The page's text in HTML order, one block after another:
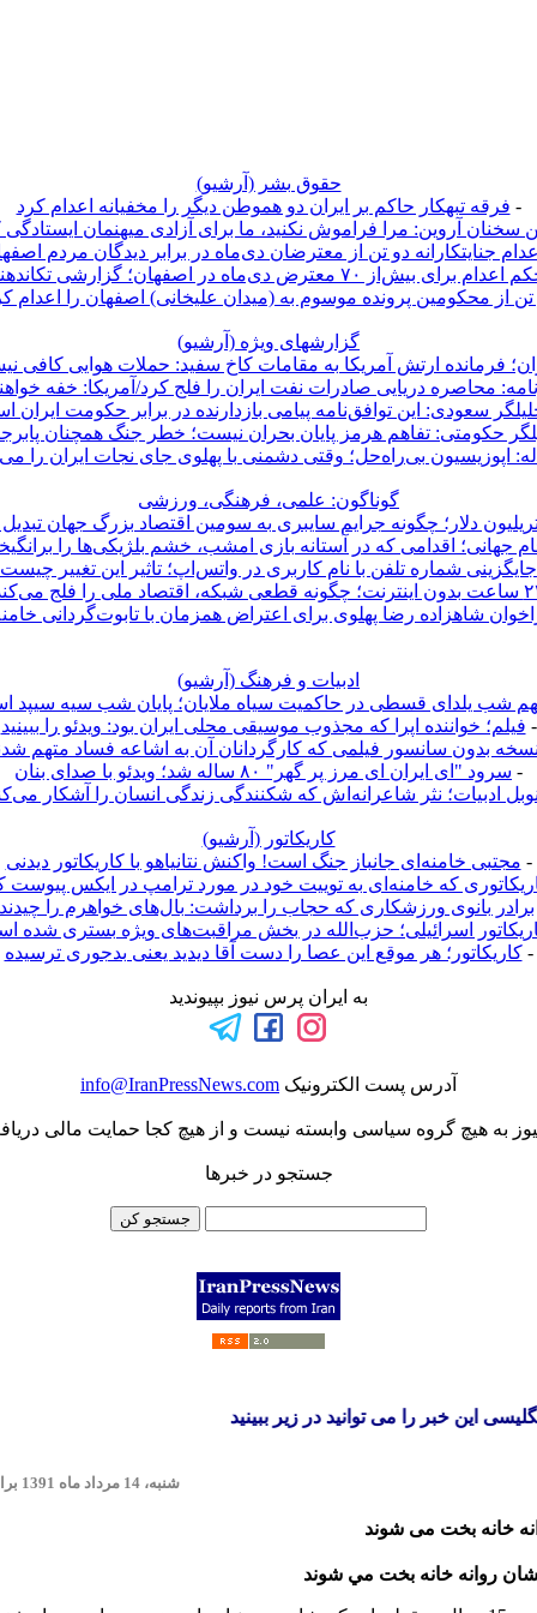
حقوق بشر (آرشيو)
- فرقه تبهکار حاکم بر ایران دو هموطن دیگر را مخفیانه اعدام کرد
سخنان آروین: مرا فراموش نکنید، ما برای آزادی میهنمان ایستادگی
اعدام جنایتکارانه دو تن از معترضان دی‌ماه در برابر دیدگان مردم
اعدام برای بیش‌از ۷۰ معترض دی‌ماه در اصفهان؛ گزارشی تکاندهنده
تن از محکومین پرونده موسوم به (میدان علیخانی) اصفهان را اعدام
گزارشهای ویژه (آرشيو)
فرمانده ارتش آمریکا به مقامات کاخ سفید: حملات هوایی کافی
محاصره دریایی صادرات نفت ایران را فلج کرد/آمریکا: خفه
سعودی: این توافق‌نامه پیامی بازدارنده در برابر حکومت ایران
حکومتی: تفاهم هرمز پایان بحران نیست؛ خطر جنگ همچنان
اپوزیسیون بی‌راه‌حل؛ وقتی دشمنی با پهلوی جای نجات ایران را
گوناگون: علمی، فرهنگی، ورزشی
جهانی؛ اقدامی که در آستانه بازی امشب، خشم بلژیکی‌ها را
جایگزینی شماره تلفن با نام کاربری در واتس‌اپ؛ تاثیر این تغییر
شبکه، اقتصاد ملی را فلج می‌کند؟
شاهزاده رضا پهلوی برای اعتراض همزمان با تابوت‌گردانی
ادبیات و فرهنگ (آرشيو)
شب یلدای قسطی در حاکمیت سیاه ملایان؛ پایان شب سیه سیپد
- فیلم؛ خواننده اپرا که مجذوب موسیقی محلی ایران بود: ویدئو را ببینید
نسخه بدون سانسور فیلمی که کارگردانان آن به اشاعه فساد متهم
- سرود "ای ایران ای مرز پر گهر" ۸۰ ساله شد؛ ویدئو با صدای بنان
نوبل ادبیات؛ نثر شاعرانه‌اش که شکنندگی زندگی انسان را آشکار
کاريکاتور (آرشيو)
- مجتبی خامنه‌ای جانباز جنگ است! واکنش نتانیاهو با کاریکاتور دیدنی
که خامنه‌ای به توییت خود در مورد ترامپ در ایکس پیوست
برادر بانوی ورزشکاری که حجاب را برداشت: بال‌های خواهرم را
اسرائیلی؛ حزب‌الله در بخش مراقبت‌های ویژه بستری شده
-کاریکاتور؛ هر موقع این عصا را دست آقا دیدید یعنی بدجوری ترسیده
به ایران پرس نیوز بپیوندید
آدرس پست الکترونيک info@IranPressNews.com
به هیچ گروه سیاسی وابسته نیست و از هیچ کجا حمایت مالی
جستجو در خبرها
این خبر را می توانید در زیر ببینید
شنبه، 14 مرداد ماه 1391 برابر با 2012 Saturday 04 August
خانه بخت می شوند
روانه خانه بخت مي شوند